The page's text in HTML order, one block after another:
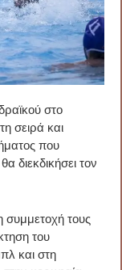
στο
σειρά και
που
διεκδικήσει τον
συμμετοχή τους
του
και στη